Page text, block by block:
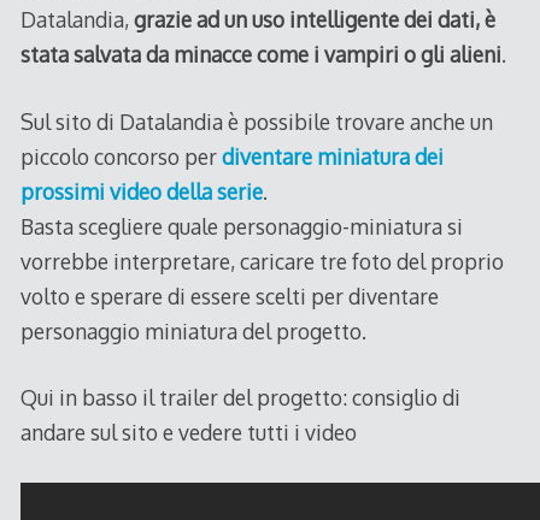
Datalandia, grazie ad un uso intelligente dei dati, è
stata salvata da minacce come i vampiri o gli alieni.
Sul sito di Datalandia è possibile trovare anche un
piccolo concorso perdiventare miniatura dei
prossimi video della serie.
Basta scegliere quale personaggio-miniatura si
vorrebbe interpretare, caricare tre foto del proprio
volto e sperare di essere scelti per diventare
personaggio miniatura del progetto.
Qui in basso il trailer del progetto: consiglio di
andare sul sito e vedere tutti i video